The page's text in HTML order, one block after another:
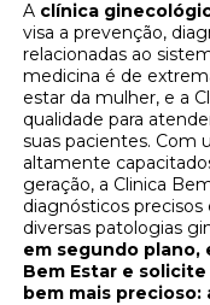
A clínica
visa a prevenção,
relacionadas ao
medicina é de
estar da mulher, e a
qualidade para
suas pacientes. Com
altamente
geração, a Clinica
diagnósticos
diversas patologias
em segundo
Bem Estar e
bem mais precioso: